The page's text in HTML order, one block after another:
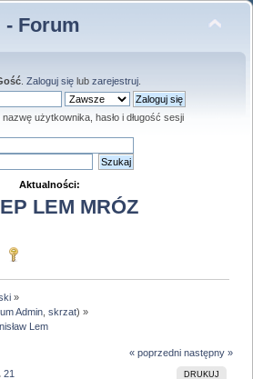
- Forum
. Zaloguj sięlub zarejestruj.
użytkownika, hasło i długość sesji
Aktualności:
LEM MRÓZ
»
Admin ,skrzat) »
Lem
« poprzedni następny »
DRUKUJ
21